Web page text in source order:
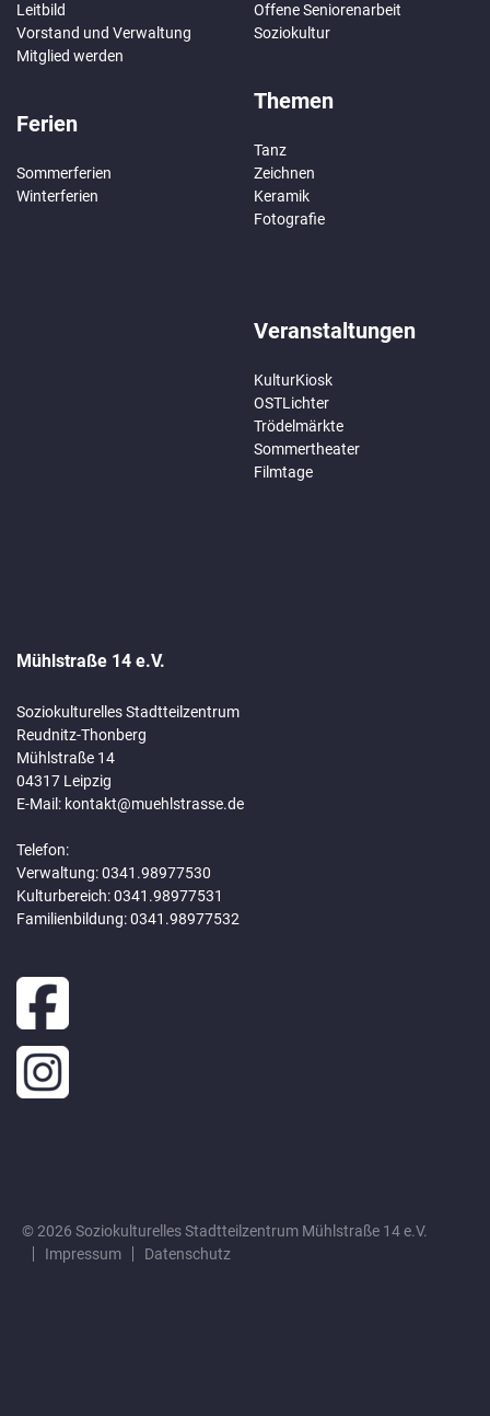
Leitbild
Vorstand und Verwaltung
Mitglied werden
Ferien
Sommerferien
Winterferien
Offene Seniorenarbeit
Soziokultur
Themen
Tanz
Zeichnen
Keramik
Fotografie
Veranstaltungen
KulturKiosk
OSTLichter
Trödelmärkte
Sommertheater
Filmtage
Mühlstraße 14 e.V.
Soziokulturelles Stadtteilzentrum
Reudnitz-Thonberg
Mühlstraße 14
04317 Leipzig
E-Mail: kontakt@muehlstrasse.de
Telefon:
Verwaltung: 0341.98977530
Kulturbereich: 0341.98977531
Familienbildung: 0341.98977532
© 2026 Soziokulturelles Stadtteilzentrum Mühlstraße 14 e.V.
Impressum
Datenschutz